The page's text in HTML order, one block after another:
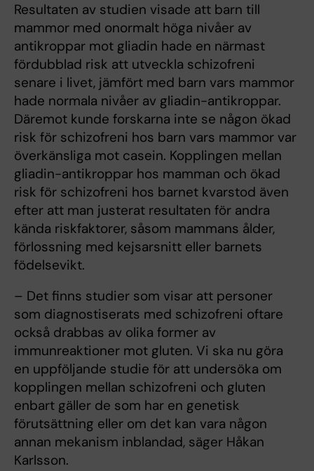
Resultaten av studien visade att barn till
mammor med onormalt höga nivåer av
antikroppar mot gliadin hade en närmast
fördubblad risk att utveckla schizofreni
senare i livet, jämfört med barn vars mammor
hade normala nivåer av gliadin-antikroppar.
Däremot kunde forskarna inte se någon ökad
risk för schizofreni hos barn vars mammor var
överkänsliga mot casein. Kopplingen mellan
gliadin-antikroppar hos mamman och ökad
risk för schizofreni hos barnet kvarstod även
efter att man justerat resultaten för andra
kända riskfaktorer, såsom mammans ålder,
förlossning med kejsarsnitt eller barnets
födelsevikt.
– Det finns studier som visar att personer
som diagnostiserats med schizofreni oftare
också drabbas av olika former av
immunreaktioner mot gluten. Vi ska nu göra
en uppföljande studie för att undersöka om
kopplingen mellan schizofreni och gluten
enbart gäller de som har en genetisk
förutsättning eller om det kan vara någon
annan mekanism inblandad, säger Håkan
Karlsson.